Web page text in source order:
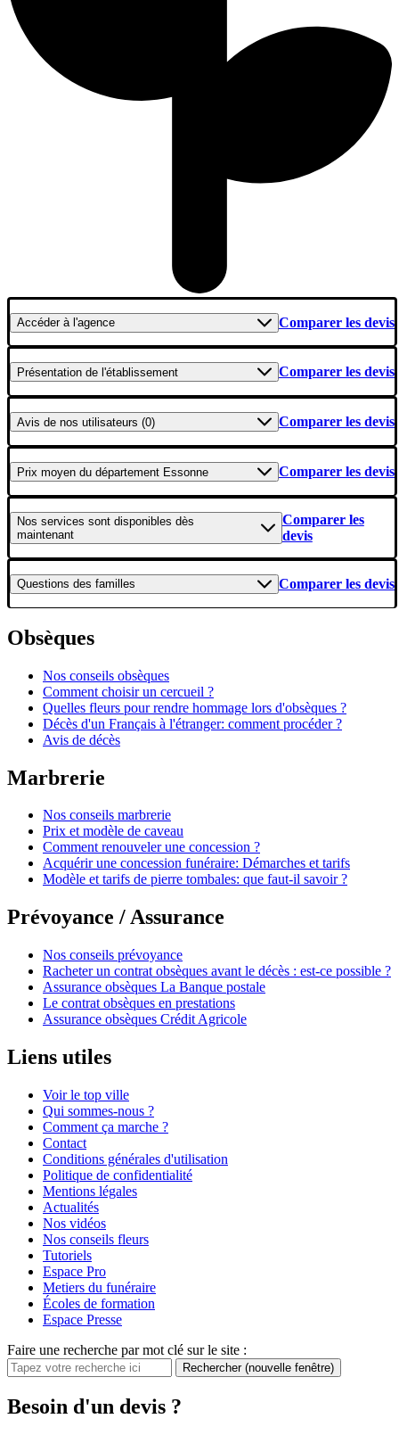
Accéderà l'agence Comparer les devis
Présentation de l'établissement Comparer les devis
Avis de nos utilisateurs (0) Comparer les devis
Prix moyen du département Essonne Comparer les devis
Nos services sont disponibles dès
maintenant
Comparer les
devis
Questions des familles Comparer les devis
Obsèques
Nos conseils obsèques
Comment choisir un cercueil ?
Quelles fleurs pour rendre hommage lors d'obsèques ?
Décès d'un Français à l'étranger: comment procéder ?
Avis de décès
Marbrerie
Nos conseils marbrerie
Prix et modèle de caveau
Comment renouveler une concession ?
Acquérir une concession funéraire: Démarches et tarifs
Modèle et tarifs de pierre tombales: que faut-il savoir ?
Prévoyance / Assurance
Nos conseils prévoyance
Racheter un contrat obsèques avant le décès : est-ce possible ?
Assurance obsèques La Banque postale
Le contrat obsèques en prestations
Assurance obsèques Crédit Agricole
Liens utiles
Voir le top ville
Qui sommes-nous ?
Comment ça marche ?
Contact
Conditions générales d'utilisation
Politique de confidentialité
Mentions légales
Actualités
Nos vidéos
Nos conseils fleurs
Tutoriels
Espace Pro
Metiers du funéraire
Écoles de formation
Espace Presse
Faire une recherche par mot clé sur le site :
Rechercher (nouvelle fenêtre)
Besoin d'un devis ?